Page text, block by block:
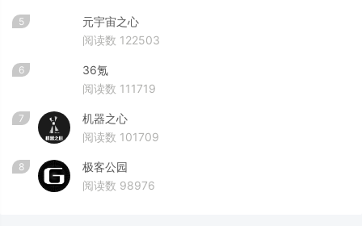
5
元宇宙之心
阅读数 122503
6
36氪
阅读数 111719
7
机器之心
阅读数 101709
8
极客公园
阅读数 98976